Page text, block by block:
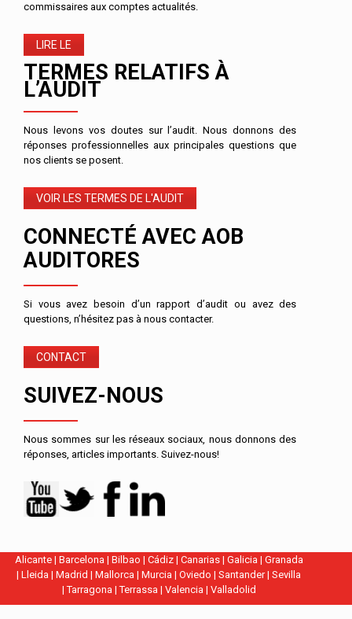
commissaires aux comptes actualités.
LIRE LE
TERMES RELATIFS À
L’AUDIT
Nous levons vos doutes sur l’audit. Nous donnons des
réponses professionnelles aux principales questions que
nos clients se posent.
VOIR LES TERMES DE L'AUDIT
CONNECTÉ AVEC AOB
AUDITORES
Si vous avez besoin d’un rapport d’audit ou avez des
questions, n’hésitez pas à nous contacter.
CONTACT
SUIVEZ-NOUS
Nous sommes sur les réseaux sociaux, nous donnons des
réponses, articles importants. Suivez-nous!
Alicante| Barcelona | Bilbao | Cádiz| Canarias| Galicia | Granada
|Lleida |Madrid |Mallorca |Murcia |Oviedo |Santander|Sevilla
|Tarragona |Terrassa | Valencia | Valladolid